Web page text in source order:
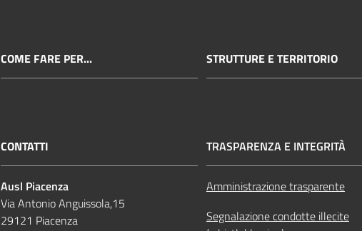
COME FARE PER... STRUTTURE E TERRITORIO
CONTATTI
Ausl Piacenza
Via Antonio Anguissola,15
29121 Piacenza
TRASPARENZA E INTEGRITÀ
Amministrazione trasparente
Segnalazione condotte illecite